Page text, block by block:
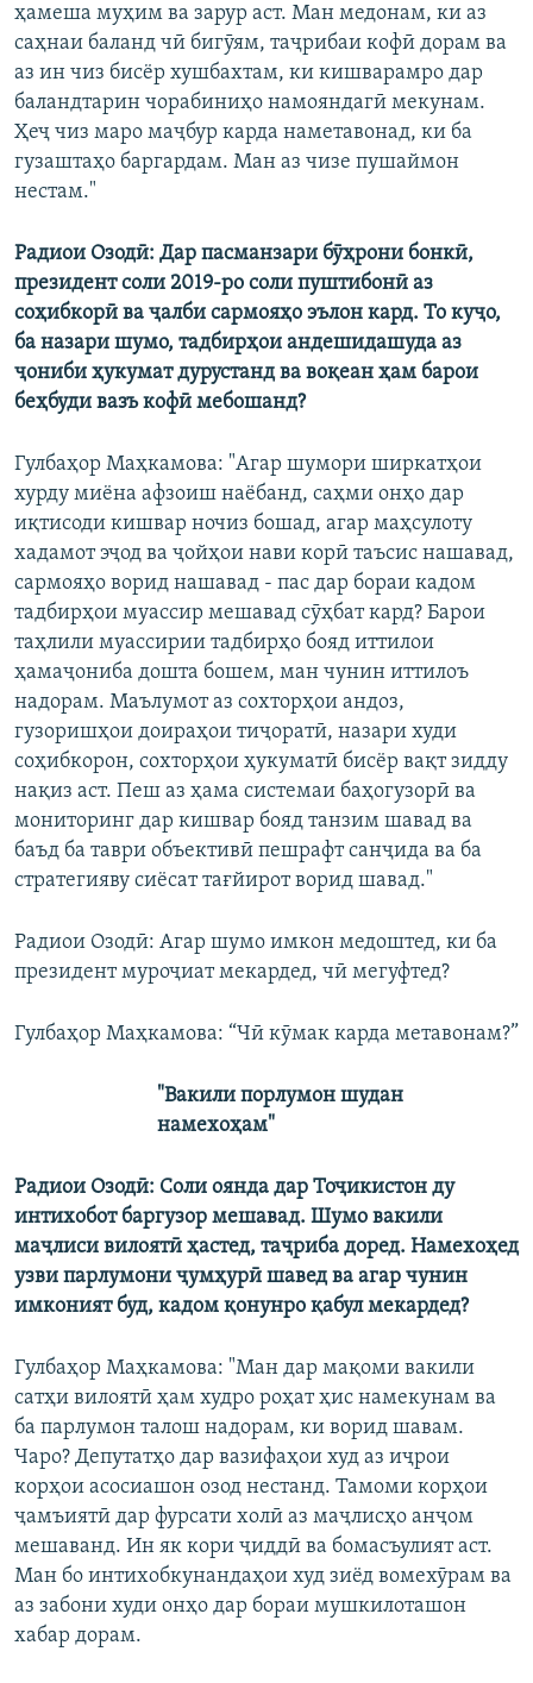
ҳамеша муҳим ва зарур аст. Ман медонам, ки аз
саҳнаи баланд чӣ бигӯям, таҷрибаи кофӣ дорам ва
аз ин чиз бисёр хушбахтам, ки кишварамро дар
баландтарин чорабиниҳо намояндагӣ мекунам.
Ҳеҷ чиз маро маҷбур карда наметавонад, ки ба
гузаштаҳо баргардам. Ман аз чизе пушаймон
нестам."
Радиои Озодӣ: Дар пасманзари бӯҳрони бонкӣ,
президент соли 2019-ро соли пуштибонӣ аз
соҳибкорӣ ва ҷалби сармояҳо эълон кард. То куҷо,
ба назари шумо, тадбирҳои андешидашуда аз
ҷониби ҳукумат дурустанд ва воқеан ҳам барои
беҳбуди вазъ кофӣ мебошанд?
Гулбаҳор Маҳкамова: "Агар шумори ширкатҳои
хурду миёна афзоиш наёбанд, саҳми онҳо дар
иқтисоди кишвар ночиз бошад, агар маҳсулоту
хадамот эҷод ва ҷойҳои нави корӣ таъсис нашавад,
сармояҳо ворид нашавад - пас дар бораи кадом
тадбирҳои муассир мешавад сӯҳбат кард? Барои
таҳлили муассирии тадбирҳо бояд иттилои
ҳамаҷониба дошта бошем, ман чунин иттилоъ
надорам. Маълумот аз сохторҳои андоз,
гузоришҳои доираҳои тиҷоратӣ, назари худи
соҳибкорон, сохторҳои ҳукуматӣ бисёр вақт зидду
нақиз аст. Пеш аз ҳама системаи баҳогузорӣ ва
мониторинг дар кишвар бояд танзим шавад ва
баъд ба таври объективӣ пешрафт санҷида ва ба
стратегияву сиёсат тағйирот ворид шавад."
Радиои Озодӣ: Агар шумо имкон медоштед, ки ба
президент муроҷиат мекардед, чӣ мегуфтед?
Гулбаҳор Маҳкамова: “Чӣ кӯмак карда метавонам?”
"Вакили порлумон шудан
намехоҳам"
Радиои Озодӣ: Соли оянда дар Тоҷикистон ду
интихобот баргузор мешавад. Шумо вакили
маҷлиси вилоятӣ ҳастед, таҷриба доред. Намехоҳед
узви парлумони ҷумҳурӣ шавед ва агар чунин
имконият буд, кадом қонунро қабул мекардед?
Гулбаҳор Маҳкамова: "Ман дар мақоми вакили
сатҳи вилоятӣ ҳам худро роҳат ҳис намекунам ва
ба парлумон талош надорам, ки ворид шавам.
Чаро? Депутатҳо дар вазифаҳои худ аз иҷрои
корҳои асосиашон озод нестанд. Тамоми корҳои
ҷамъиятӣ дар фурсати холӣ аз маҷлисҳо анҷом
мешаванд. Ин як кори ҷиддӣ ва бомасъулият аст.
Ман бо интихобкунандаҳои худ зиёд вомехӯрам ва
аз забони худи онҳо дар бораи мушкилоташон
хабар дорам.